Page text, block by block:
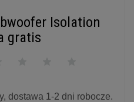
Isolation
gratis
dostawa 1-2 dni robocze.